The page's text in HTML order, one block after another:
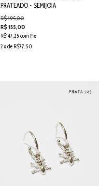
PRATEADO - SEMIJOIA
R$ 195,00
R$ 155,00
R$147,25 com Pix
2 x de R$77,50